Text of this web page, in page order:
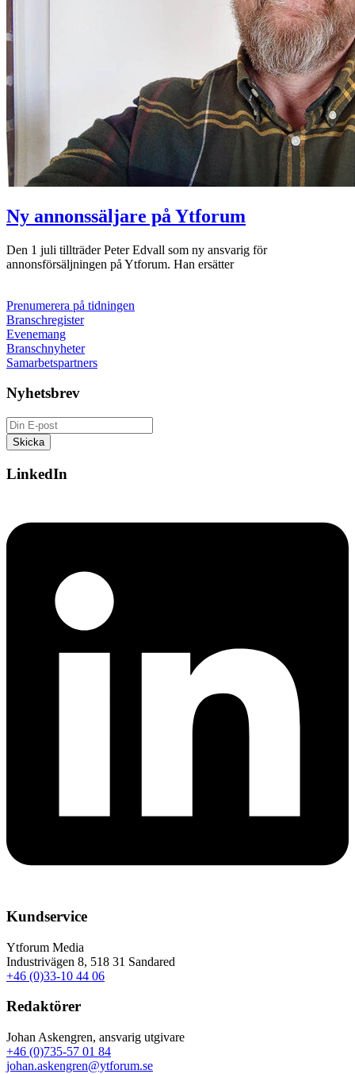
Ny annonssäljare på Ytforum
Den 1 juli tillträder Peter Edvall som ny ansvarig för
annonsförsäljningen på Ytforum. Han ersätter
Prenumerera på tidningen
Branschregister
Evenemang
Branschnyheter
Samarbetspartners
Nyhetsbrev
LinkedIn
Kundservice
Ytforum Media
Industrivägen 8, 518 31 Sandared
+46 (0)33-10 44 06
Redaktörer
Johan Askengren, ansvarig utgivare
+46 (0)735-57 01 84
johan.askengren@ytforum.se